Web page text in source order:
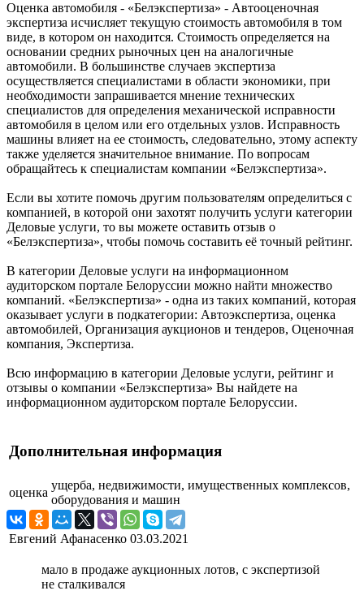
Оценка автомобиля - «Белэкспертиза» - Автооценочная
экспертиза исчисляет текущую стоимость автомобиля в том
виде, в котором он находится. Стоимость определяется на
основании средних рыночных цен на аналогичные
автомобили. В большинстве случаев экспертиза
осуществляется специалистами в области экономики, при
необходимости запрашивается мнение технических
специалистов для определения механической исправности
автомобиля в целом или его отдельных узлов. Исправность
машины влияет на ее стоимость, следовательно, этому аспекту
также уделяется значительное внимание. По вопросам
обращайтесь к специалистам компании «Белэкспертиза».
Если вы хотите помочь другим пользователям определиться с
компанией, в которой они захотят получить услуги категории
Деловые услуги, то вы можете оставить отзыв о
«Белэкспертиза», чтобы помочь составить её точный рейтинг.
В категории Деловые услуги на информационном
аудиторском портале Белоруссии можно найти множество
компаний. «Белэкспертиза» - одна из таких компаний, которая
оказывает услуги в подкатегории: Автоэкспертиза, оценка
автомобилей, Организация аукционов и тендеров, Оценочная
компания, Экспертиза.
Всю информацию в категории Деловые услуги, рейтинг и
отзывы о компании «Белэкспертиза» Вы найдете на
информационном аудиторском портале Белоруссии.
Дополнительная информация
оценка
ущерба, недвижимости, имущественных комплексов,
оборудования и машин
Евгений Афанасенко 03.03.2021
мало в продаже аукционных лотов, с экспертизой
не сталкивался